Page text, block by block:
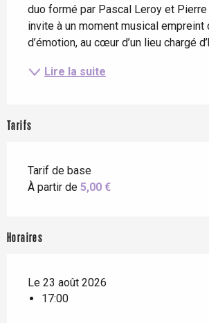
duo formé par Pascal Leroy et
invite à un moment musical
d’émotion, au cœur d’un lieu chargé
Lire la suite
Tarifs
Tarif de base
À partir de 5,00 €
Horaires
Le 23 août 2026
17:00